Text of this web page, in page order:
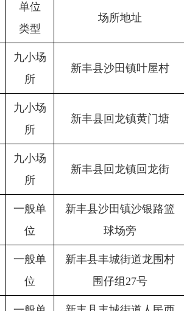
单位
类型
场所地址
九小场
所
新丰县沙田镇叶屋村
九小场
所
新丰县回龙镇黄门塘
九小场
所
新丰县回龙镇回龙街
一般单
位
新丰县沙田镇沙银路篮
球场旁
一般单
位
新丰县丰城街道龙围村
围仔组27号